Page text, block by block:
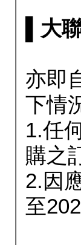
▌大
亦即
下情
1.任
購之
2.因
至